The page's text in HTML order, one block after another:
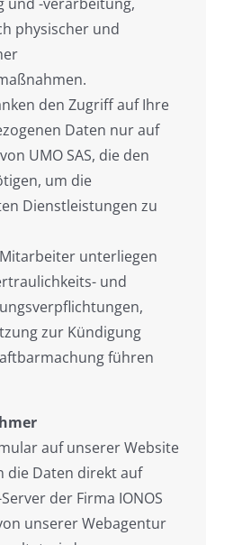
physischer und
den Zugriff auf Ihre
Daten nur auf
UMO SAS, die den
um die
Dienstleistungen zu
unterliegen
und
zur Kündigung
führen
auf unserer Website
die Daten direkt auf
der Firma IONOS
unserer Webagentur